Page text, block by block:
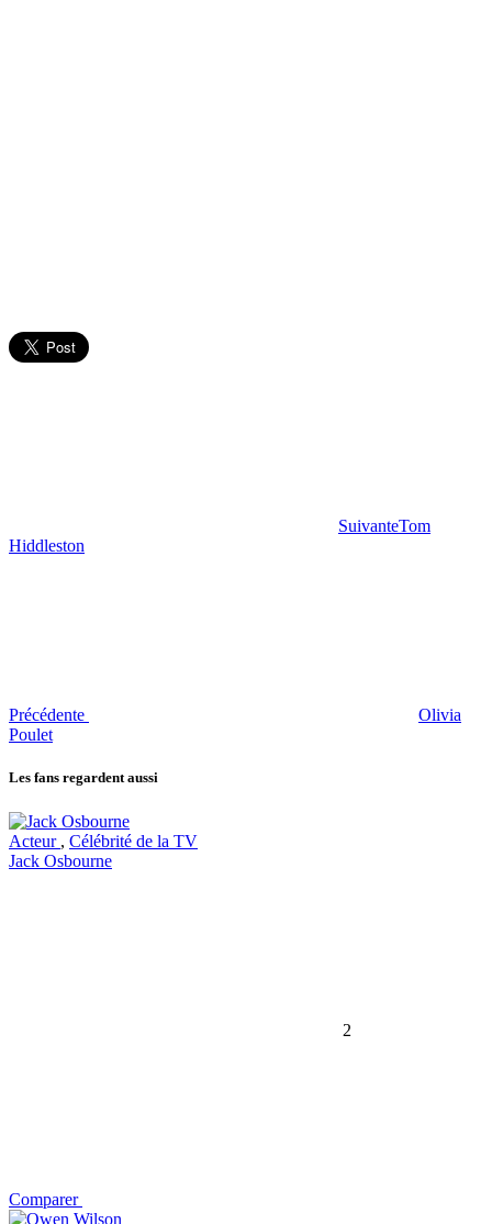
SuivanteTom
Hiddleston
Précédente
Olivia
Poulet
Les fans regardent aussi
Acteur , Célébrité de la TV
Jack Osbourne
2
Comparer